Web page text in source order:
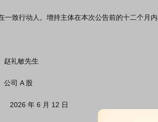
赵礼敏先生
公司 A 股
2026 年 6 月 12 日